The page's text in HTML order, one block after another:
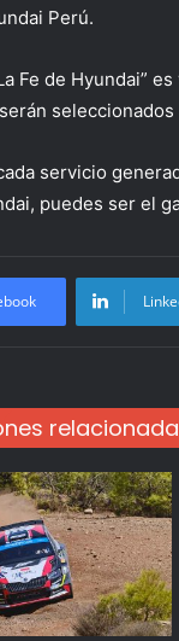
Perú.
Fe de Hyundai”
servicio
puedes ser el